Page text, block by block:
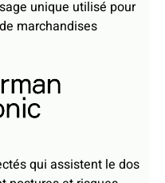
qui assistent le dos
postures et risques